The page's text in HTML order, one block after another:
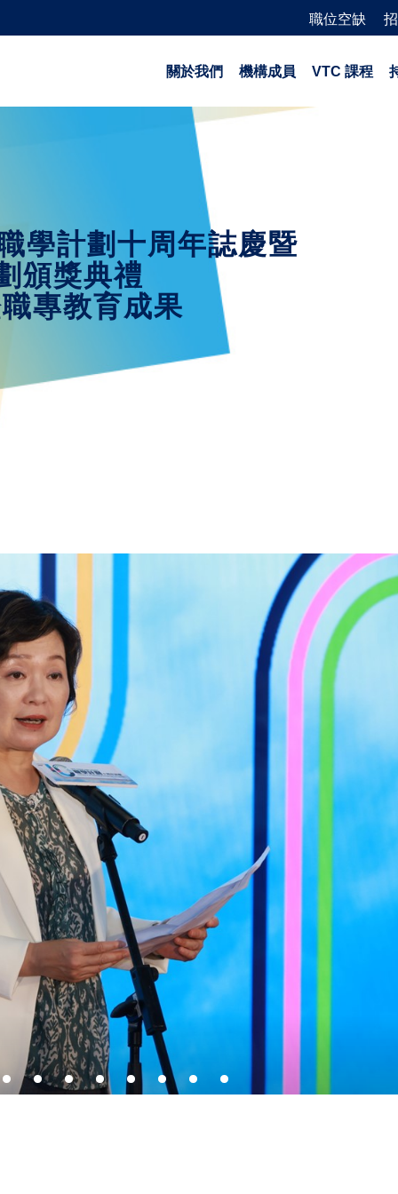
職位空缺
關於我們 機構成員 VTC 課程
學計劃十周年誌慶暨
頒獎典禮
專教育成果